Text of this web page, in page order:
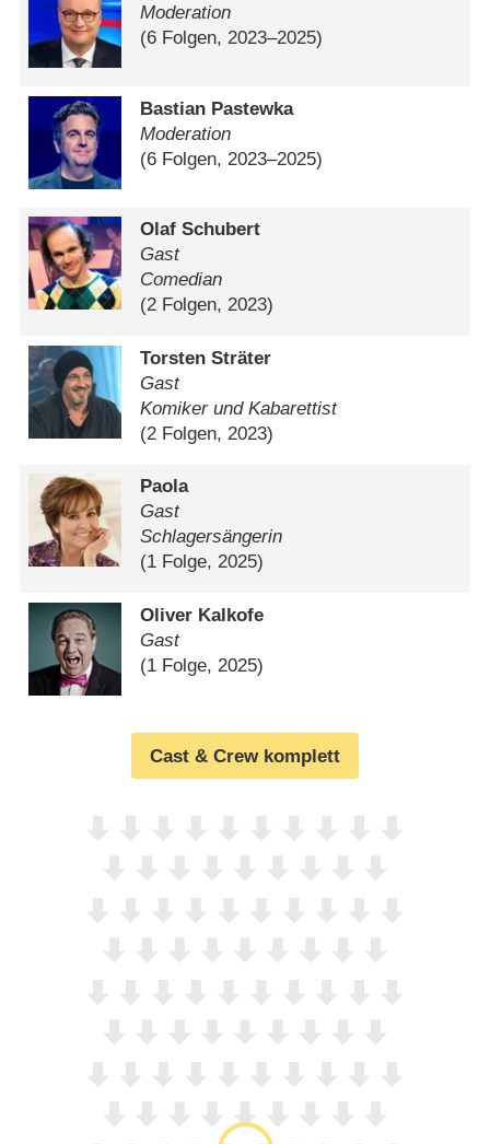
Moderation
(6 Folgen, 2023⁠–⁠2025)
Bastian Pastewka
Moderation
(6 Folgen, 2023⁠–⁠2025)
Olaf Schubert
Gast
Comedian
(2 Folgen, 2023)
Torsten Sträter
Gast
Komiker und Kabarettist
(2 Folgen, 2023)
Paola
Gast
Schlagersängerin
(1 Folge, 2025)
Oliver Kalkofe
Gast
(1 Folge, 2025)
Cast & Crew komplett